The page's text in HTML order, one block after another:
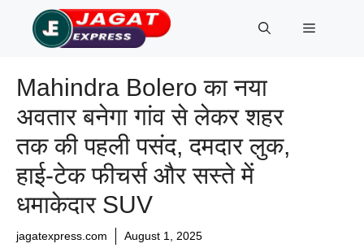
content
Menu
Mahindra Bolero का नया
अवतार बनेगा गांव से लेकर शहर
तक की पहली पसंद, दमदार लुक,
हाई-टेक फीचर्स और सस्ते में
धमाकेदार SUV
jagatexpress.com August 1, 2025